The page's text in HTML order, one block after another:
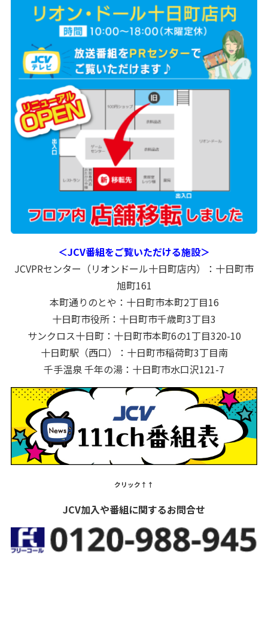
＜JCV番組をご覧いただける施設＞
JCVPRセンター（リオンドール十日町店内）：十日町市
旭町161
本町通りのとや：十日町市本町2丁目16
十日町市役所：十日町市千歳町3丁目3
サンクロス十日町：十日町市本町6の1丁目320-10
十日町駅（西口）：十日町市稲荷町3丁目南
千手温泉 千年の湯：十日町市水口沢121-7
クリック↑↑
JCV加入や番組に関するお問合せ